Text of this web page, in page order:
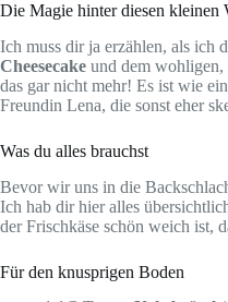
Die Magie hinter diesen kleinen
Ich muss dir ja erzählen, als ich
Cheesecake und dem wohligen,
das gar nicht mehr! Es ist wie
Freundin Lena, die sonst eher
Was du alles brauchst
Bevor wir uns in die
Ich hab dir hier alles
der Frischkäse schön weich ist,
Für den knusprigen Boden